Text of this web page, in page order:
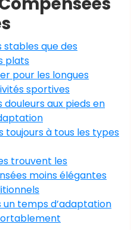
que des
plats
pour les longues
sportives
aux pieds en
toujours à tous les types
trouvent les
moins élégantes
temps d’adaptation